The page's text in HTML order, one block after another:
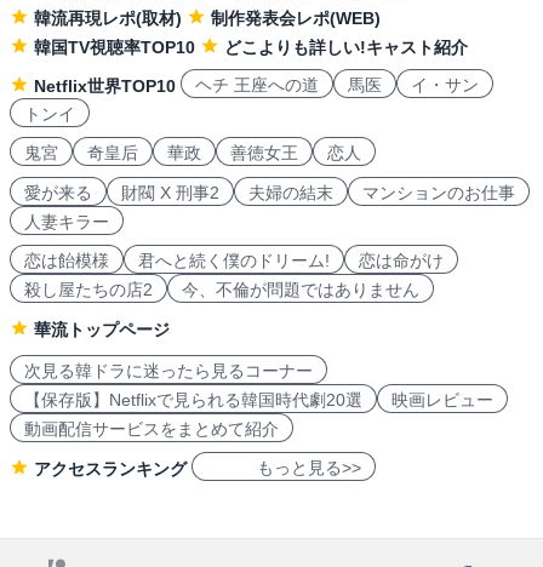
韓流再現レポ(取材)
制作発表会レポ(WEB)
韓国TV視聴率TOP10
どこよりも詳しい!キャスト紹介
Netflix世界TOP10
ヘチ 王座への道 馬医
イ・サン
トンイ
鬼宮
奇皇后 華政 善徳女王 恋人
愛が来る 財閥 X 刑事2 夫婦の結末
マンションのお仕事
人妻キラー
恋は飴模様
君へと続く僕のドリーム!
恋は命がけ
殺し屋たちの店2
今、不倫が問題ではありません
華流トップページ
次見る韓ドラに迷ったら見るコーナー
【保存版】Netflixで見られる韓国時代劇20選
映画レビュー
動画配信サービスをまとめて紹介
アクセスランキング もっと見る>>